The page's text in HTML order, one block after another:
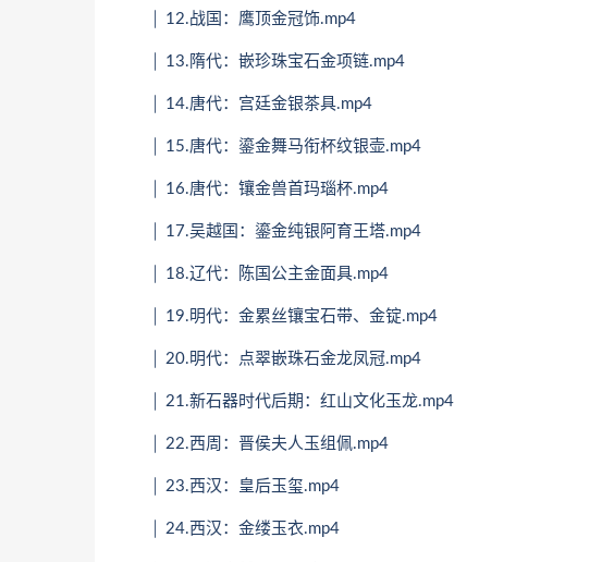
│ 12.战国：鹰顶金冠饰.mp4
│ 13.隋代：嵌珍珠宝石金项链.mp4
│ 14.唐代：宫廷金银茶具.mp4
│ 15.唐代：鎏金舞马衔杯纹银壶.mp4
│ 16.唐代：镶金兽首玛瑙杯.mp4
│ 17.吴越国：鎏金纯银阿育王塔.mp4
│ 18.辽代：陈国公主金面具.mp4
│ 19.明代：金累丝镶宝石带、金锭.mp4
│ 20.明代：点翠嵌珠石金龙凤冠.mp4
│ 21.新石器时代后期：红山文化玉龙.mp4
│ 22.西周：晋侯夫人玉组佩.mp4
│ 23.西汉：皇后玉玺.mp4
│ 24.西汉：金缕玉衣.mp4